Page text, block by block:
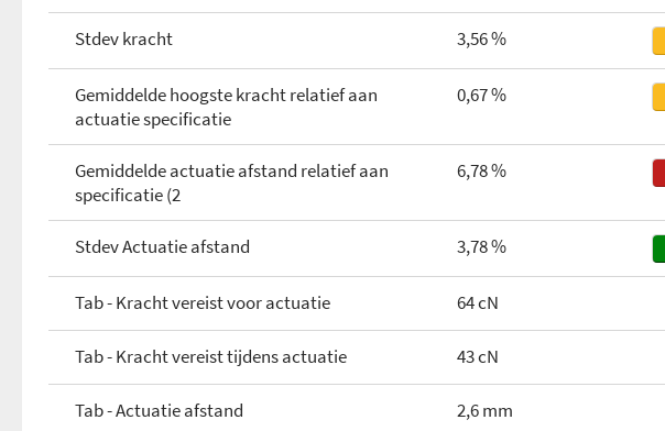
Stdev kracht 3,56 %
Gemiddelde hoogste kracht relatief aan
actuatie specificatie
0,67 %
Gemiddelde actuatie afstand relatief aan
specificatie (2
6,78 %
Stdev Actuatie afstand 3,78 %
Tab - Kracht vereist voor actuatie 64 cN
Tab - Kracht vereist tijdens actuatie 43 cN
Tab - Actuatie afstand 2,6 mm